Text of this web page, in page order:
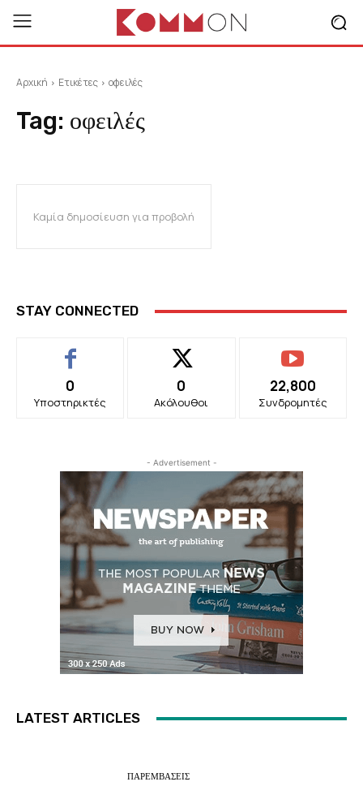
Αρχική Ετικέτες οφειλές
Tag: οφειλές
Καμία δημοσίευση για προβολή
STAY CONNECTED
0
Υποστηρικτές
0
Ακόλουθοι
22,800
Συνδρομητές
- Advertisement -
LATEST ARTICLES
ΠΑΡΕΜΒΑΣΕΙΣ